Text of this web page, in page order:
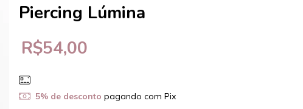
Piercing Lúmina
R$54,00
5% de desconto pagando com Pix